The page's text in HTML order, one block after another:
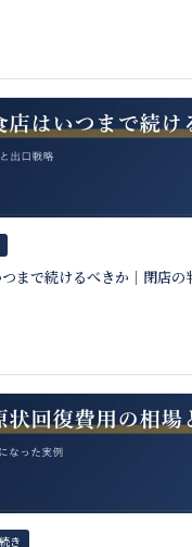
まで続けるべきか｜閉店の
き